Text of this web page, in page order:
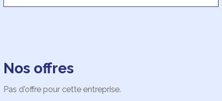
Nos offres
Pas d'offre pour cette entreprise.